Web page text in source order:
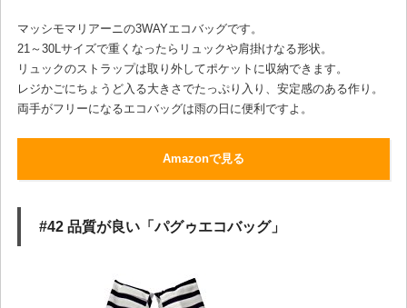
マッシモマリアーニの3WAYエコバッグです。
21～30Lサイズで重くなったらリュックや肩掛けなる形状。
リュックのストラップは取り外してポケットに収納できます。
レジかごにちょうど入る大きさでたっぷり入り、安定感のある作り。
両手がフリーになるエコバッグは雨の日に便利ですよ。
Amazonで見る
#42 品質が良い「パグゥエコバッグ」